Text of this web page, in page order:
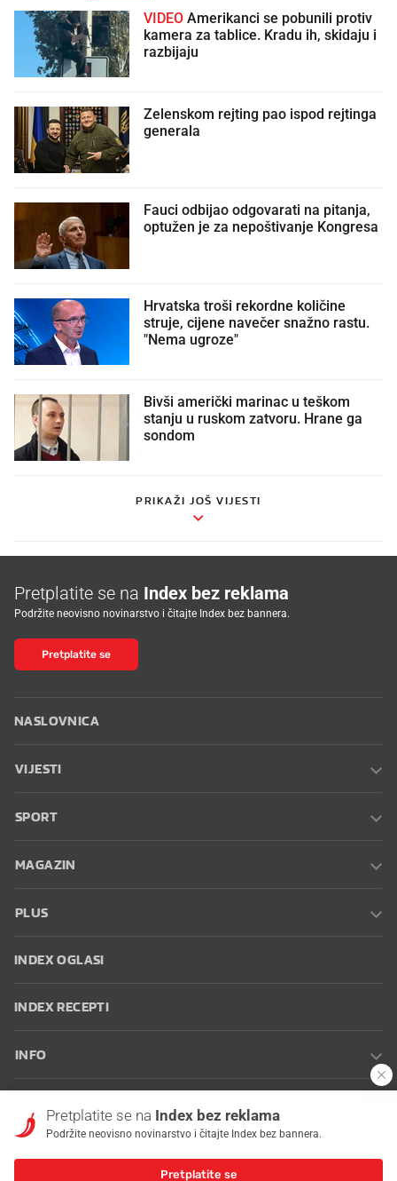
VIDEO
kamera za tablice. Kradu ih, skidaju i
razbijaju
Zelenskom rejting pao ispod rejtinga
generala
Fauci odbijao odgovarati na pitanja,
optužen je za nepoštivanje Kongresa
Hrvatska troši rekordne količine
struje, cijene navečer snažno rastu.
"Nema ugroze"
Bivši američki marinac u teškom
stanju u ruskom zatvoru. Hrane ga
sondom
PRIKAŽI JOŠ VIJESTI
Pretplatite se na Index bez reklama
Podržite neovisno novinarstvo i čitajte Index bez bannera.
Pretplatite se
NASLOVNICA
VIJESTI
SPORT
MAGAZIN
PLUS
INDEX OGLASI
INDEX RECEPTI
INFO
korištenja
Postavke kolačića
Pretplatite se na Index bez reklama
Podržite neovisno novinarstvo i čitajte Index bez bannera.
Pretplatite se